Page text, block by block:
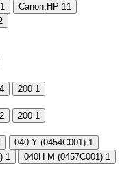
1 Canon,HP 11
4 200 1
2 200 1
040 Y (0454C001) 1
1 040H M (0457C001) 1